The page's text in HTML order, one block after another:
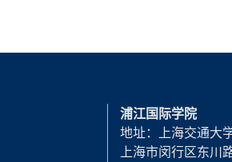
浦江国际学院
地址：上海交通大
上海市闵行区东川